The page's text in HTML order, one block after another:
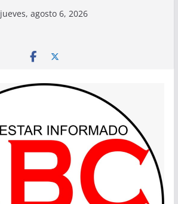
jueves, agosto 6, 2026